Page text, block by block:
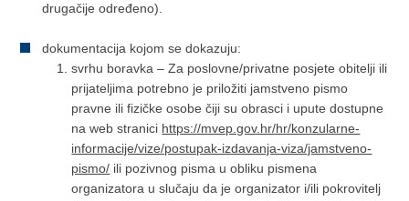
drugačije određeno).
dokumentacija kojom se dokazuju:
svrhu boravka – Za poslovne/privatne posjete obitelji ili
prijateljima potrebno je priložiti jamstveno pismo
pravne ili fizičke osobe čiji su obrasci i upute dostupne
na web stranici https://mvep.gov.hr/hr/konzularne-
informacije/vize/postupak-izdavanja-viza/jamstveno-
pismo/ ili pozivnog pisma u obliku pismena
organizatora u slučaju da je organizator i/ili pokrovitelj